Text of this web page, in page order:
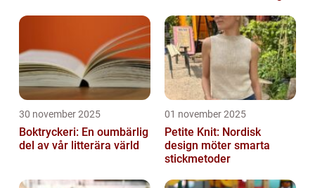
30 november 2025
Boktryckeri: En oumbärlig
del av vår litterära värld
01 november 2025
Petite Knit: Nordisk
design möter smarta
stickmetoder